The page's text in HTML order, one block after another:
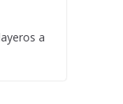
a